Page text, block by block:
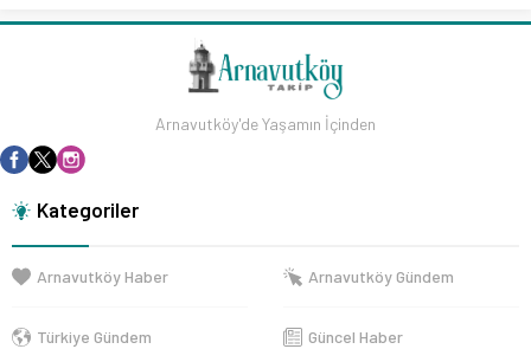
Arnavutköy'de Yaşamın İçinden
Kategoriler
Arnavutköy Haber Arnavutköy Gündem
Türkiye Gündem Güncel Haber